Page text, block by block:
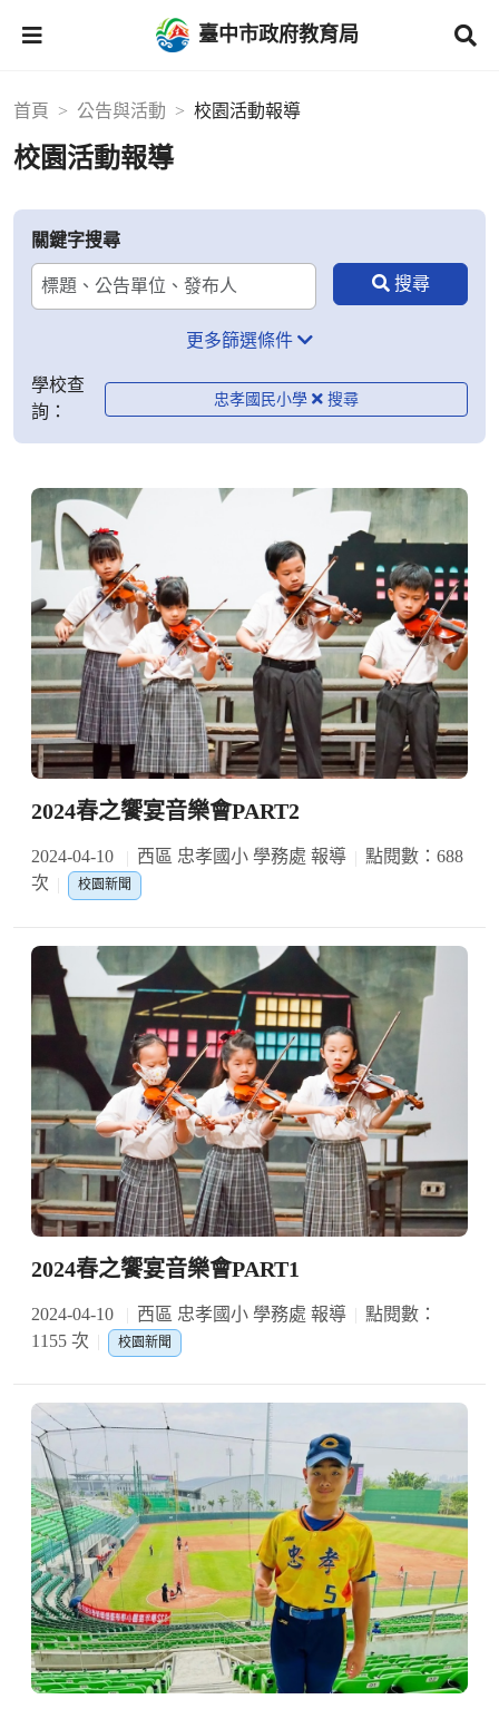
臺中市政府教育局
首頁 公告與活動 校園活動報導
校園活動報導
關鍵字搜尋
更多篩選條件
學校查
詢：
忠孝國民小學
2024春之饗宴音樂會PART2
2024-04-10 西區 忠孝國小 學務處 報導
點閱數：688
次
校園新聞
2024春之饗宴音樂會PART1
2024-04-10 西區 忠孝國小 學務處 報導
點閱數：
1155 次
校園新聞